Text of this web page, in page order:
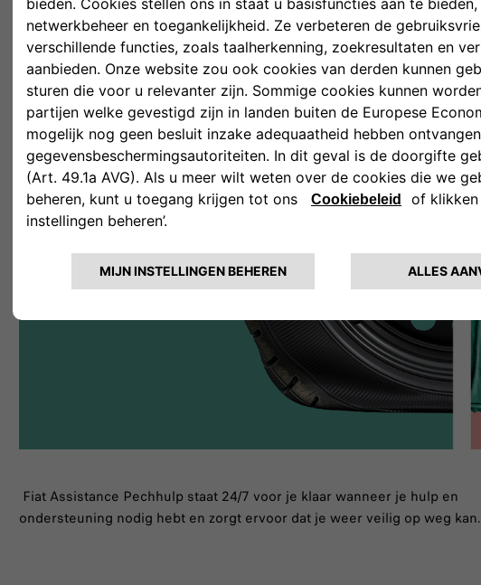
Fiat Assistance Pechhulp staat 24/7 voor je klaar wanneer je hulp en
ondersteuning nodig hebt en zorgt ervoor dat je weer veilig op weg kan.